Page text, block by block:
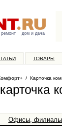
ремонт дом и дача
ТОВАРЫ
/ Карточка
Офисы,